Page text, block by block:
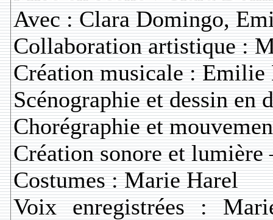
Avec : Clara Domingo,
Collaboration artistique :
Création musicale :
Scénographie et dessin en
Chorégraphie et
Création sonore et lumière
Costumes : Marie Harel
Voix enregistrées :